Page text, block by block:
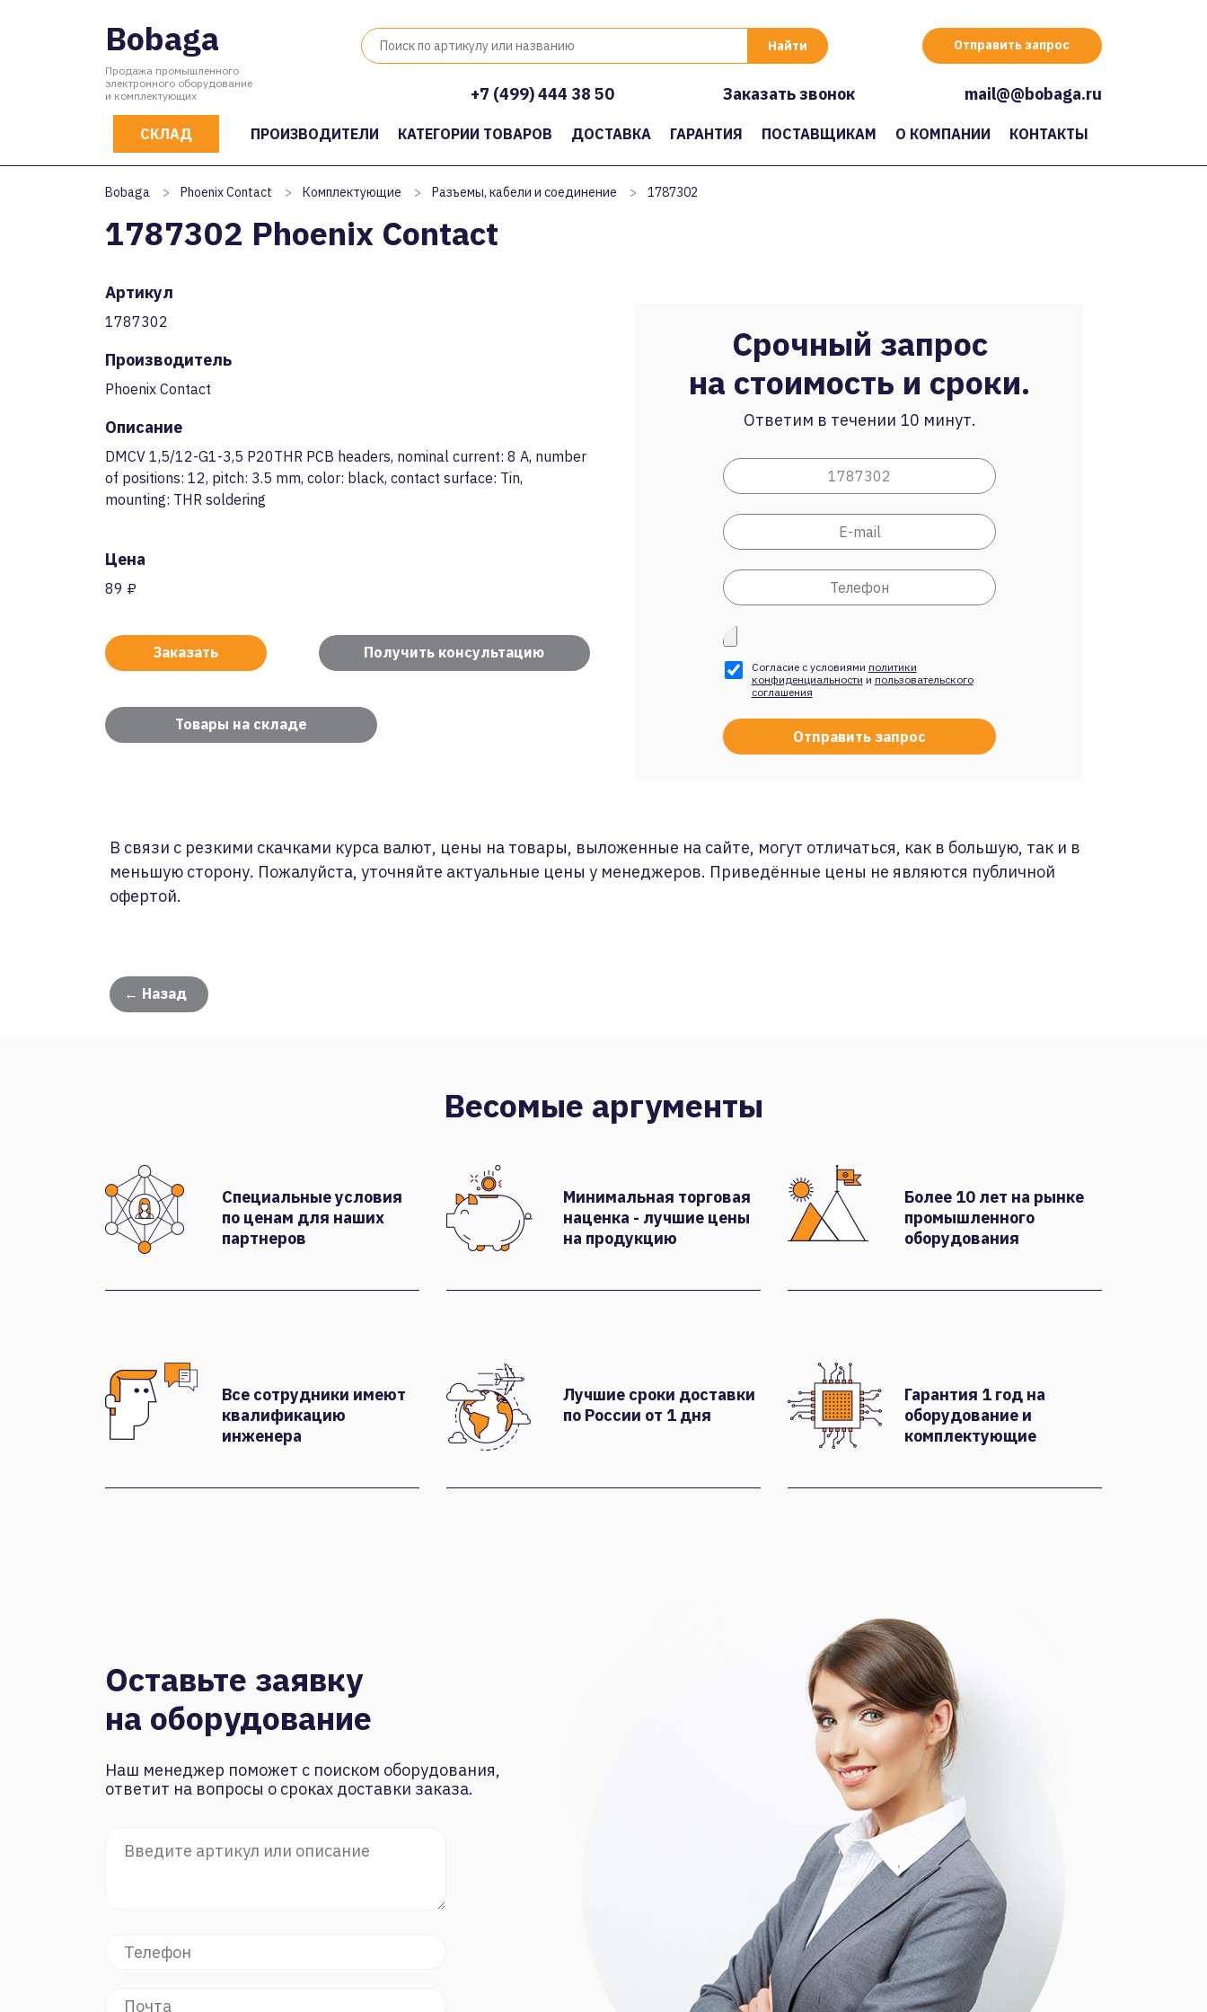
Bobaga
Продажа промышленного
электронного оборудование
и комплектующих
Отправить запрос
+7 (499) 444 38 50 Заказать звонок mail@@bobaga.ru
СКЛАД ПРОИЗВОДИТЕЛИ КАТЕГОРИИ ТОВАРОВ ДОСТАВКА ГАРАНТИЯ ПОСТАВЩИКАМ О КОМПАНИИ КОНТАКТЫ
Bobaga > Phoenix Contact > Комплектующие > Разъемы, кабели и соединение > 1787302
1787302 Phoenix Contact
Артикул
1787302
Производитель
Phoenix Contact
Описание
DMCV 1,5/12-G1-3,5 P20THR PCB headers, nominal current: 8 A, number
of positions: 12, pitch: 3.5 mm, color: black, contact surface: Tin,
mounting: THR soldering
Цена
89 ₽
Заказать Получить консультацию
Товары на складе
Срочный запрос
на стоимость и сроки.
Ответим в течении 10 минут.
Согласие с условиями политики
конфиденциальности и пользовательского
соглашения
В связи с резкими скачками курса валют, цены на товары, выложенные на сайте, могут отличаться, как в большую, так и в
меньшую сторону. Пожалуйста, уточняйте актуальные цены у менеджеров. Приведённые цены не являются публичной
офертой.
← Назад
Весомые аргументы
Специальные условия
по ценам для наших
партнеров
Минимальная торговая
наценка - лучшие цены
на продукцию
Более 10 лет на рынке
промышленного
оборудования
Все сотрудники имеют
квалификацию
инженера
Лучшие сроки доставки
по России от 1 дня
Гарантия 1 год на
оборудование и
комплектующие
Оставьте заявку
на оборудование
Наш менеджер поможет с поиском оборудования,
ответит на вопросы о сроках доставки заказа.